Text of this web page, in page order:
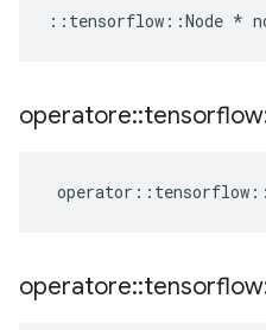
:: tensorflow ::Node *
operatore::tensorflow
operator :: tensorflow ::
operatore::tensorflow